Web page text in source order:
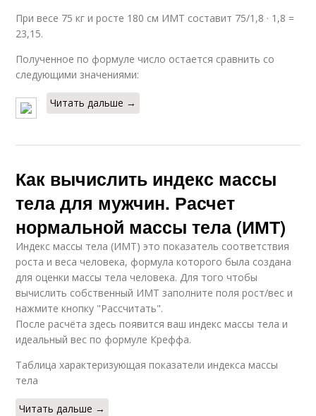
При весе 75 кг и росте 180 см ИМТ составит 75/1,8 · 1,8 =
23,15.
Полученное по формуле число остается сравнить со
следующими значениями:
Читать дальше →
Как вычислить индекс массы
тела для мужчин. Расчет
нормальной массы тела (ИМТ)
Индекс массы тела (ИМТ) это показатель соответствия
роста и веса человека, формула которого была создана
для оценки массы тела человека. Для того чтобы
вычислить собственный ИМТ заполните поля рост/вес и
нажмите кнопку "Рассчитать".
После расчёта здесь появится ваш индекс массы тела и
идеальный вес по формуле Креффа.
Таблица характеризующая показатели индекса массы
тела
Читать дальше →